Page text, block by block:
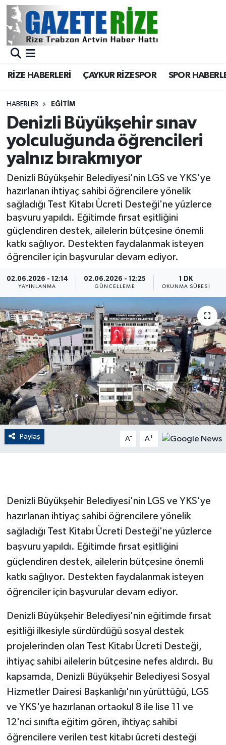
RİZE HABERLERİ ÇAYKUR RİZESPOR SPOR
HABERLER EĞİTİM
Denizli Büyükşehir sınav
yolculuğunda öğrencileri
yalnız bırakmıyor
Denizli Büyükşehir Belediyesi'nin LGS ve YKS'ye
hazırlanan ihtiyaç sahibi öğrencilere yönelik
sağladığı Test Kitabı Ücreti Desteği'ne yüzlerce
başvuru yapıldı. Eğitimde fırsat eşitliğini
güçlendiren destek, ailelerin bütçesine önemli
katkı sağlıyor. Destekten faydalanmak isteyen
öğrenciler için başvurular devam ediyor.
02.06.2026 - 12:14
YAYINLANMA
02.06.2026 - 12:25
GÜNCELLEME
1 DK
OKUNMA SÜRESI
Paylaş A- A+
Denizli Büyükşehir Belediyesi'nin LGS ve YKS'ye
hazırlanan ihtiyaç sahibi öğrencilere yönelik
sağladığı Test Kitabı Ücreti Desteği'ne yüzlerce
başvuru yapıldı. Eğitimde fırsat eşitliğini
güçlendiren destek, ailelerin bütçesine önemli
katkı sağlıyor. Destekten faydalanmak isteyen
öğrenciler için başvurular devam ediyor.
Denizli Büyükşehir Belediyesi'nin eğitimde fırsat
eşitliği ilkesiyle sürdürdüğü sosyal destek
projelerinden olan Test Kitabı Ücreti Desteği,
ihtiyaç sahibi ailelerin bütçesine nefes aldırdı. Bu
kapsamda, Denizli Büyükşehir Belediyesi Sosyal
Hizmetler Dairesi Başkanlığı'nın yürüttüğü, LGS
ve YKS'ye hazırlanan ortaokul 8 ile lise 11 ve
12'nci sınıfta eğitim gören, ihtiyaç sahibi
öğrencilere verilen test kitabı ücreti desteği
BÖLGEMİZ
Asayiş
Rize Jandarma Komutanlığı
Bilim Teknoloji
Advertising news
Canlı Maç
ÇEVRE
Dünya
EĞİTİM
EKONOMİ
English News
Finans
Flaş Haber
GÜNDEM
Güvenlik
HABERDE İNSAN
İNSAN
Jandarma
Kadın
KÜLTÜR SANAT
MAGAZİN
Otomobil
Merkez Nöbetçi Eczaneler
Merkez Trafik Yoğunluk Haritası
Süper Lig Puan Durumu ve Fikstür
Tüm Manşetler
Haber Arşivi